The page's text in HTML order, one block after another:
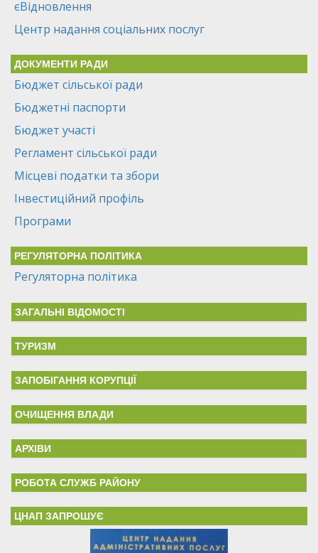
єВідновлення
Центр надання соціальних послуг
ДОКУМЕНТИ РАДИ
Бюджет сільської ради
Бюджетні паспорти
Бюджет участі
Регламент сільської ради
Місцеві податки та збори
Інвестиційний профіль
Програми
РЕГУЛЯТОРНА ПОЛІТИКА
Регуляторна політика
ЗАГАЛЬНІ ВІДОМОСТІ
ТУРИЗМ
ЗАПОБІГАННЯ КОРУПЦІЇ
ОЧИЩЕННЯ ВЛАДИ
АРХІВИ
РОБОТА СЛУЖБ РАЙОНУ
ЦНАП ЗАПРОШУЄ